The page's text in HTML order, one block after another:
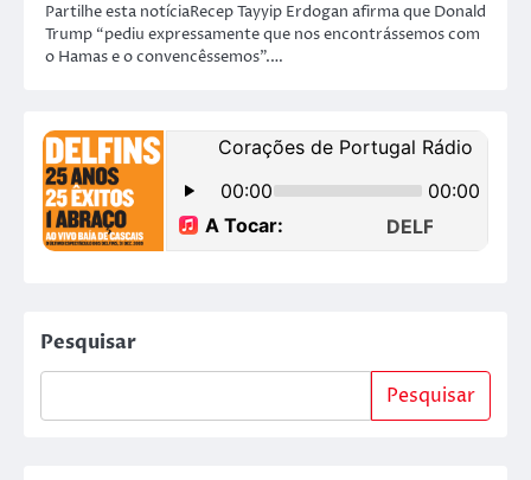
Partilhe esta notíciaRecep Tayyip Erdogan afirma que Donald
Trump “pediu expressamente que nos encontrássemos com
o Hamas e o convencêssemos”.…
Pesquisar
Pesquisar